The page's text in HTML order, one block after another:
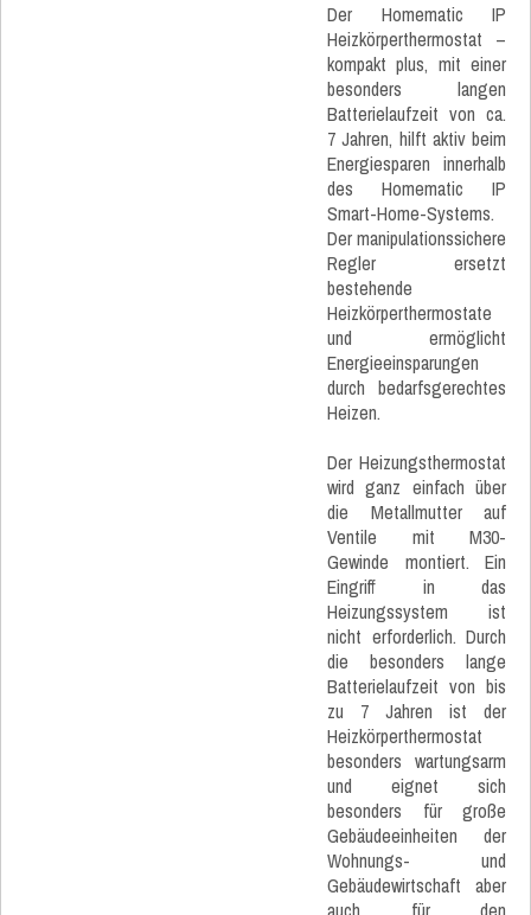
Der Homematic IP
Heizkörperthermostat –
kompakt plus, mit einer
besonders langen
Batterielaufzeit von ca.
7 Jahren, hilft aktiv beim
Energiesparen innerhalb
des Homematic IP
Smart-Home-Systems.
Der manipulationssichere
Regler ersetzt
bestehende
Heizkörperthermostate
und ermöglicht
Energieeinsparungen
durch bedarfsgerechtes
Heizen.
Der Heizungsthermostat
wird ganz einfach über
die Metallmutter auf
Ventile mit M30-
Gewinde montiert. Ein
Eingriff in das
Heizungssystem ist
nicht erforderlich. Durch
die besonders lange
Batterielaufzeit von bis
zu 7 Jahren ist der
Heizkörperthermostat
besonders wartungsarm
und eignet sich
besonders für große
Gebäudeeinheiten der
Wohnungs- und
Gebäudewirtschaft aber